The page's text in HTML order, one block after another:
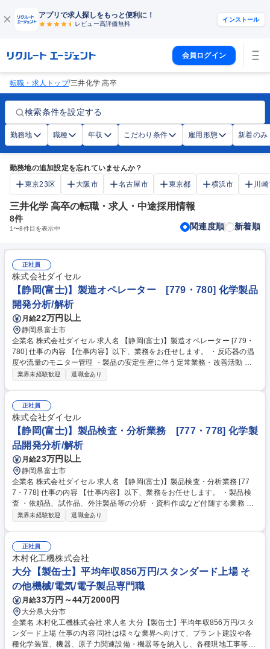
アプリで求人探しをもっと便利に！
レビュー高評価無料
インストール
会員ログイン
転職・求人トップ/三井化学 高卒
検索条件を設定する
勤務地 職種 年収 こだわり条件 雇用形態 新着のみ
勤務地の追加設定を忘れていませんか？
東京23区
大阪市 名古屋市 東京都 横浜市 川
三井化学 高卒の転職・求人・中途採用情報
8件
1〜8件目を表示中 関連度順 新着順
正社員
株式会社ダイセル
【静岡(富士)】製造オペレーター [779・780] 化学製品
開発分析/解析
月給22万円以上
静岡県富士市
企業名 株式会社ダイセル 求人名 【静岡(富士)】製造オペレーター [779・
780] 仕事の内容 【仕事内容】以下、業務をお任せします。 ・反応器の温
度や流量のモニター管理 ・製品の安定生産に伴う定常業務・改善活動 ・
トラブル時の対応等 ※オペレーターは7～8名のチームで作業します。
の作業はないので無理なく働けることもポイントです！新卒入社と中途入
社の割合は半々なので中途で入る方も馴染みやすい雰囲気です！ 募集職種
【静岡(富士)】製造オペレーター [779・780]
業界未経験歓迎 退職金あり
正社員
株式会社ダイセル
【静岡(富士)】製品検査・分析業務 [777・778] 化学製
品開発分析/解析
月給23万円以上
静岡県富士市
企業名 株式会社ダイセル 求人名 【静岡(富士)】製品検査・分析業務 [77
7・778] 仕事の内容 【仕事内容】以下、業務をお任せします。 ・製品検
査 ・依頼品、試作品、外注製品等の分析 ・資料作成など付随する業務 ※
検査内容などは日によって異なります 【組織について】「検査」のシゴト
的なメーカーまで自分の携わった製品が活用されるやりがいがあります！
募集職種 【静岡(富士)】製品検査・分析業務 [777・778]
業界未経験歓迎 退職金あり
正社員
木村化工機株式会社
大分【製缶士】平均年収856万円/スタンダード上場 そ
の他機械/電気/電子製品専門職
月給33万円～44万2000円
大分県大分市
企業名 木村化工機株式会社 求人名 大分【製缶士】平均年収856万円/スタ
ンダード上場 仕事の内容 同社は様々な業界へ向けて、プラント建設や各
種化学装置、機器、原子力関連設備・機器等を納入し、各種現地工事等も